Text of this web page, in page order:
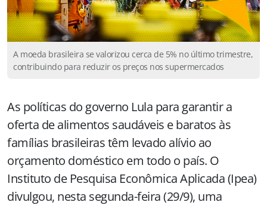
A moeda brasileira se valorizou cerca de 5% no último trimestre,
contribuindo para reduzir os preços nos supermercados
As políticas do governo Lula para garantir a
oferta de alimentos saudáveis e baratos às
famílias brasileiras têm levado alívio ao
orçamento doméstico em todo o país. O
Instituto de Pesquisa Econômica Aplicada (Ipea)
divulgou, nesta segunda-feira (29/9), uma